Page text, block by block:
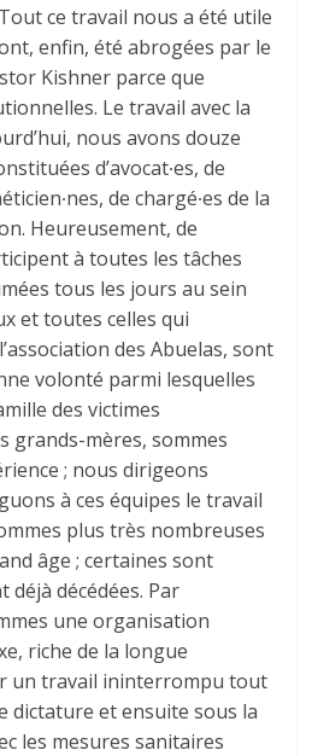
ce travail nous a été utile
enfin, été abrogées par le
Kishner parce que
Le travail avec la
nous avons douze
d’avocat∙es, de
de chargé∙es de la
Heureusement, de
à toutes les tâches
tous les jours au sein
et toutes celles qui
des Abuelas, sont
volonté parmi lesquelles
des victimes
grands-mères, sommes
; nous dirigeons
à ces équipes le travail
plus très nombreuses
âge ; certaines sont
déjà décédées. Par
une organisation
riche de la longue
un travail ininterrompu tout
dictature et ensuite sous la
les mesures sanitaires